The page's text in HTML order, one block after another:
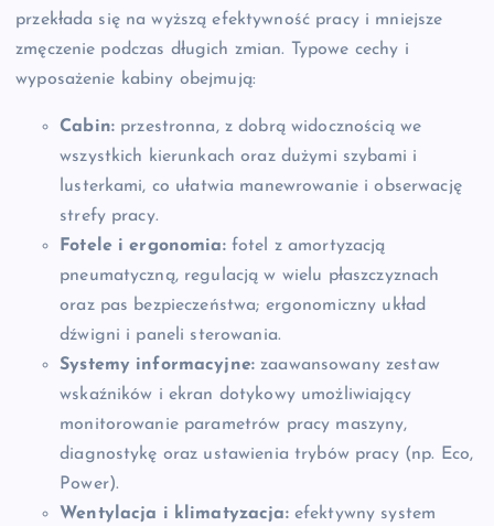
przekłada się na wyższą efektywność pracy i mniejsze
zmęczenie podczas długich zmian. Typowe cechy i
wyposażenie kabiny obejmują:
Cabin:przestronna, z dobrą widocznością we
wszystkich kierunkach oraz dużymi szybami i
lusterkami, co ułatwia manewrowanie i obserwację
strefy pracy.
Fotele i ergonomia:fotel z amortyzacją
pneumatyczną, regulacją w wielu płaszczyznach
oraz pas bezpieczeństwa; ergonomiczny układ
dźwigni i paneli sterowania.
Systemy informacyjne: zaawansowany zestaw
wskaźników i ekran dotykowy umożliwiający
monitorowanie parametrów pracy maszyny,
diagnostykę oraz ustawienia trybów pracy (np. Eco,
Power).
Wentylacja i klimatyzacja:efektywny system